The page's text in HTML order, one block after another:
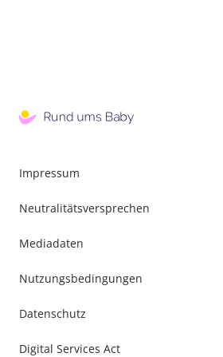
Impressum
Neutralitätsversprechen
Mediadaten
Nutzungsbedingungen
Datenschutz
Digital Services Act